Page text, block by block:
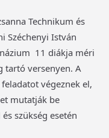
Technikum és
Széchenyi István
11 diákja méri
tartó versenyen. A
végeznek el,
mutatják be
szükség esetén